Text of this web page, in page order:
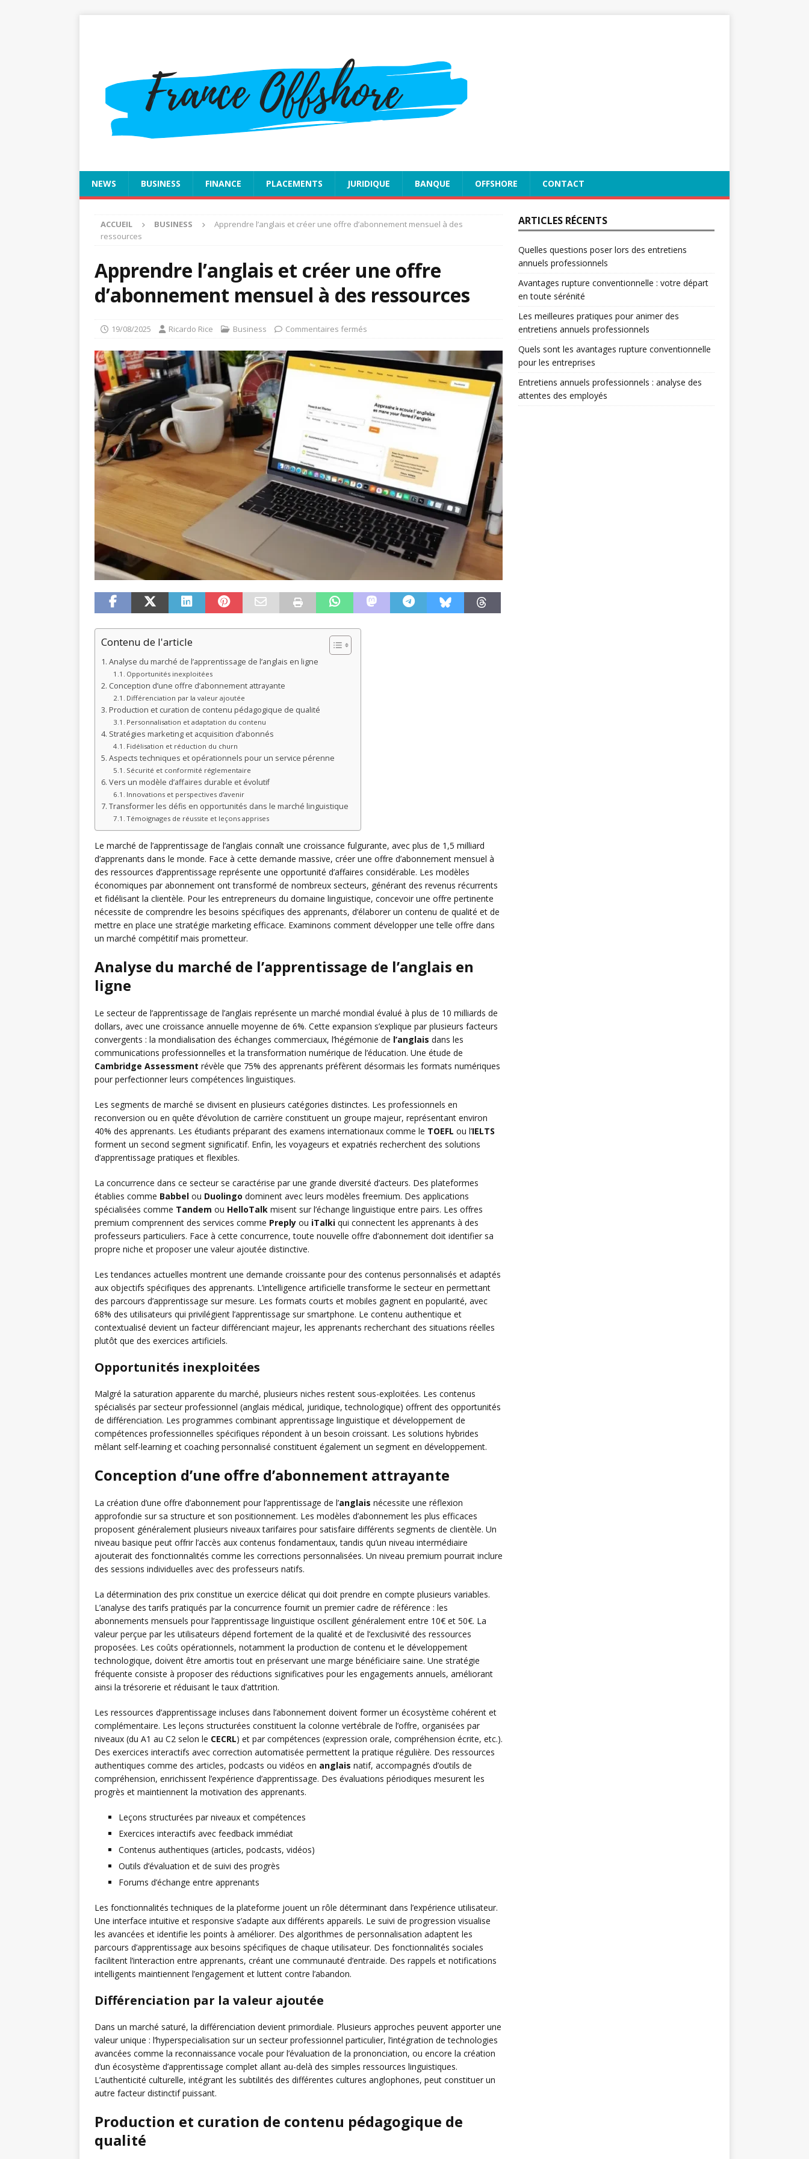
NEWS BUSINESS FINANCE PLACEMENTS JURIDIQUE BANQUE OFFSHORE CONTACT
ACCUEIL BUSINESS
Apprendre l’anglais et créer une offre d’abonnement mensuel à des
ressources
Apprendre l’anglais et créer une offre
d’abonnement mensuel à des ressources
19/08/2025 Ricardo Rice Business Commentaires fermés
Contenu de l'article
Analyse du marché de l’apprentissage de l’anglais en ligne
Opportunités inexploitées
Conception d’une offre d’abonnement attrayante
Différenciation par la valeur ajoutée
Production et curation de contenu pédagogique de qualité
Personnalisation et adaptation du contenu
Stratégies marketing et acquisition d’abonnés
Fidélisation et réduction du churn
Aspects techniques et opérationnels pour un service pérenne
Sécurité et conformité réglementaire
Vers un modèle d’affaires durable et évolutif
Innovations et perspectives d’avenir
Transformer les défis en opportunités dans le marché linguistique
Témoignages de réussite et leçons apprises
Le marché de l’apprentissage de l’anglais connaît une croissance fulgurante, avec plus de 1,5 milliard
d’apprenants dans le monde. Face à cette demande massive, créer une offre d’abonnement mensuel à
des ressources d’apprentissage représente une opportunité d’affaires considérable. Les modèles
économiques par abonnement ont transformé de nombreux secteurs, générant des revenus récurrents
et fidélisant la clientèle. Pour les entrepreneurs du domaine linguistique, concevoir une offre pertinente
nécessite de comprendre les besoins spécifiques des apprenants, d’élaborer un contenu de qualité et de
mettre en place une stratégie marketing efficace. Examinons comment développer une telle offre dans
un marché compétitif mais prometteur.
Analyse du marché de l’apprentissage de l’anglais en
ligne
Le secteur de l’apprentissage de l’anglais représente un marché mondial évalué à plus de 10 milliards de
dollars, avec une croissance annuelle moyenne de 6%. Cette expansion s’explique par plusieurs facteurs
convergents : la mondialisation des échanges commerciaux, l’hégémonie de l’anglais dans les
communications professionnelles et la transformation numérique de l’éducation. Une étude de
Cambridge Assessment révèle que 75% des apprenants préfèrent désormais les formats numériques
pour perfectionner leurs compétences linguistiques.
Les segments de marché se divisent en plusieurs catégories distinctes. Les professionnels en
reconversion ou en quête d’évolution de carrière constituent un groupe majeur, représentant environ
40% des apprenants. Les étudiants préparant des examens internationaux comme le TOEFL ou l’IELTS
forment un second segment significatif. Enfin, les voyageurs et expatriés recherchent des solutions
d’apprentissage pratiques et flexibles.
La concurrence dans ce secteur se caractérise par une grande diversité d’acteurs. Des plateformes
établies comme Babbel ou Duolingo dominent avec leurs modèles freemium. Des applications
spécialisées comme Tandem ou HelloTalk misent sur l’échange linguistique entre pairs. Les offres
premium comprennent des services comme Preply ou iTalki qui connectent les apprenants à des
professeurs particuliers. Face à cette concurrence, toute nouvelle offre d’abonnement doit identifier sa
propre niche et proposer une valeur ajoutée distinctive.
Les tendances actuelles montrent une demande croissante pour des contenus personnalisés et adaptés
aux objectifs spécifiques des apprenants. L’intelligence artificielle transforme le secteur en permettant
des parcours d’apprentissage sur mesure. Les formats courts et mobiles gagnent en popularité, avec
68% des utilisateurs qui privilégient l’apprentissage sur smartphone. Le contenu authentique et
contextualisé devient un facteur différenciant majeur, les apprenants recherchant des situations réelles
plutôt que des exercices artificiels.
Opportunités inexploitées
Malgré la saturation apparente du marché, plusieurs niches restent sous-exploitées. Les contenus
spécialisés par secteur professionnel (anglais médical, juridique, technologique) offrent des opportunités
de différenciation. Les programmes combinant apprentissage linguistique et développement de
compétences professionnelles spécifiques répondent à un besoin croissant. Les solutions hybrides
mêlant self-learning et coaching personnalisé constituent également un segment en développement.
Conception d’une offre d’abonnement attrayante
La création d’une offre d’abonnement pour l’apprentissage de l’anglais nécessite une réflexion
approfondie sur sa structure et son positionnement. Les modèles d’abonnement les plus efficaces
proposent généralement plusieurs niveaux tarifaires pour satisfaire différents segments de clientèle. Un
niveau basique peut offrir l’accès aux contenus fondamentaux, tandis qu’un niveau intermédiaire
ajouterait des fonctionnalités comme les corrections personnalisées. Un niveau premium pourrait inclure
des sessions individuelles avec des professeurs natifs.
La détermination des prix constitue un exercice délicat qui doit prendre en compte plusieurs variables.
L’analyse des tarifs pratiqués par la concurrence fournit un premier cadre de référence : les
abonnements mensuels pour l’apprentissage linguistique oscillent généralement entre 10€ et 50€. La
valeur perçue par les utilisateurs dépend fortement de la qualité et de l’exclusivité des ressources
proposées. Les coûts opérationnels, notamment la production de contenu et le développement
technologique, doivent être amortis tout en préservant une marge bénéficiaire saine. Une stratégie
fréquente consiste à proposer des réductions significatives pour les engagements annuels, améliorant
ainsi la trésorerie et réduisant le taux d’attrition.
Les ressources d’apprentissage incluses dans l’abonnement doivent former un écosystème cohérent et
complémentaire. Les leçons structurées constituent la colonne vertébrale de l’offre, organisées par
niveaux (du A1 au C2 selon le CECRL) et par compétences (expression orale, compréhension écrite, etc.).
Des exercices interactifs avec correction automatisée permettent la pratique régulière. Des ressources
authentiques comme des articles, podcasts ou vidéos en anglais natif, accompagnés d’outils de
compréhension, enrichissent l’expérience d’apprentissage. Des évaluations périodiques mesurent les
progrès et maintiennent la motivation des apprenants.
Leçons structurées par niveaux et compétences
Exercices interactifs avec feedback immédiat
Contenus authentiques (articles, podcasts, vidéos)
Outils d’évaluation et de suivi des progrès
Forums d’échange entre apprenants
Les fonctionnalités techniques de la plateforme jouent un rôle déterminant dans l’expérience utilisateur.
Une interface intuitive et responsive s’adapte aux différents appareils. Le suivi de progression visualise
les avancées et identifie les points à améliorer. Des algorithmes de personnalisation adaptent les
parcours d’apprentissage aux besoins spécifiques de chaque utilisateur. Des fonctionnalités sociales
facilitent l’interaction entre apprenants, créant une communauté d’entraide. Des rappels et notifications
intelligents maintiennent l’engagement et luttent contre l’abandon.
Différenciation par la valeur ajoutée
Dans un marché saturé, la différenciation devient primordiale. Plusieurs approches peuvent apporter une
valeur unique : l’hyperspecialisation sur un secteur professionnel particulier, l’intégration de technologies
avancées comme la reconnaissance vocale pour l’évaluation de la prononciation, ou encore la création
d’un écosystème d’apprentissage complet allant au-delà des simples ressources linguistiques.
L’authenticité culturelle, intégrant les subtilités des différentes cultures anglophones, peut constituer un
autre facteur distinctif puissant.
Production et curation de contenu pédagogique de
qualité
ARTICLES RÉCENTS
Quelles questions poser lors des entretiens
annuels professionnels
Avantages rupture conventionnelle : votre départ
en toute sérénité
Les meilleures pratiques pour animer des
entretiens annuels professionnels
Quels sont les avantages rupture conventionnelle
pour les entreprises
Entretiens annuels professionnels : analyse des
attentes des employés